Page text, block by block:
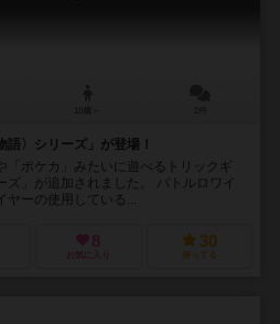
語〉シリーズ」が登場！
「ポケカ」みたいに遊べるトリックギ
ズ」が追加されました。 バトルロワイ
ヤーの使用している...
8
お気に入り
30
持ってる